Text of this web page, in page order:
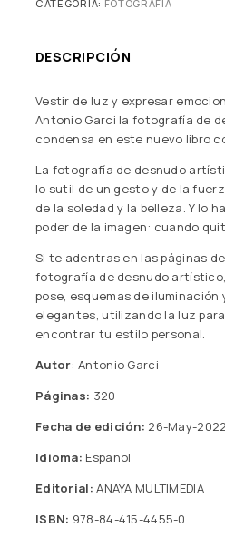
CATEGORÍA: FOTOGRAFIA
DESCRIPCIÓN
Vestir de luz y expresar
Antonio Garci la fotografía de
condensa en este nuevo libro
La fotografía de desnudo
lo sutil de un gesto y de la
de la soledad y la belleza. Y lo
poder de la imagen: cuando
Si te adentras en las páginas
fotografía de desnudo
pose, esquemas de
elegantes, utilizando la luz
encontrar tu estilo personal.
Autor: Antonio Garci
Páginas: 320
Fecha de edición: 26-May-2022
Idioma: Español
Editorial: ANAYA MULTIMEDIA
ISBN: 978-84-415-4455-0